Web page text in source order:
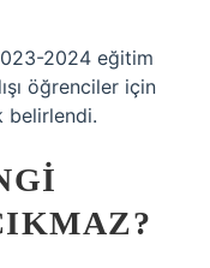
2024 eğitim
öğrenciler için
belirlendi.